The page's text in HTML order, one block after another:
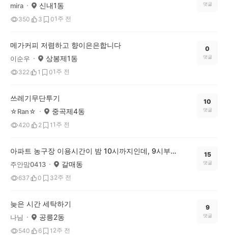
mira 신내1동
350 3 01주 전
댓글
메가커피 저렴하고 향이은은합니다
이순우 상봉제1동
322 1 01주 전
0
댓글
쓰레기무단투기
☆Ran☆ 중곡제4동
420 2 1 1주 전
10
댓글
아파트 농구장 이용시간이 밤 10시까지인데, 9시부터 눈치를 봐야 할까요?
주안맘0413 갈매동
637 0 32주 전
15
댓글
늦은 시간 세탁하기
나님 공릉2동
540 6 1 2주 전
9
댓글